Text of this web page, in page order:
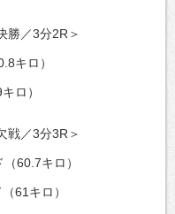
勝／3分2R＞
キロ）
ロ）
戦／3分3R＞
60.7キロ）
61キロ）